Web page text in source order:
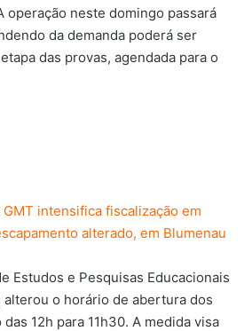
operação neste domingo passará
da demanda poderá ser
das provas, agendada para o
GMT intensifica fiscalização em
alterado, em Blumenau
Estudos e Pesquisas Educacionais
o horário de abertura dos
12h para 11h30. A medida visa